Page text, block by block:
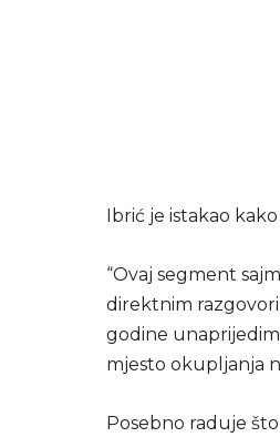
Ibrić je istakao
“Ovaj segment
direktnim
godine
mjesto okupljanja
Posebno raduje